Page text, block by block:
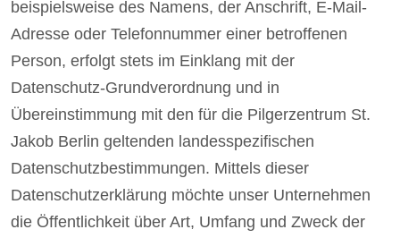
beispielsweise des Namens, der Anschrift, E-Mail-
Adresse oder Telefonnummer einer betroffenen
Person, erfolgt stets im Einklang mit der
Datenschutz-Grundverordnung und in
Übereinstimmung mit den für die Pilgerzentrum St.
Jakob Berlin geltenden landesspezifischen
Datenschutzbestimmungen. Mittels dieser
Datenschutzerklärung möchte unser Unternehmen
die Öffentlichkeit über Art, Umfang und Zweck der